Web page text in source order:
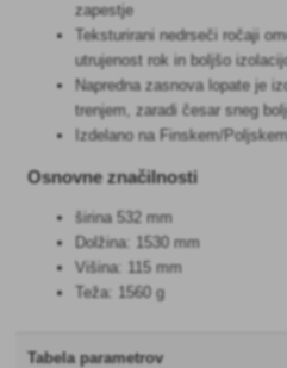
zapestje
Teksturirani nedrseči ročaji
utrujenost rok in boljšo
Napredna zasnova lopate je
trenjem, zaradi česar sneg
Izdelano na Finskem/Poljskem
Osnovne značilnosti
širina 532 mm
Dolžina: 1530 mm
Višina: 115 mm
Teža: 1560 g
Tabela parametrov